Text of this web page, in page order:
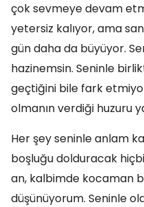
çok sevmeye devam
yetersiz kalıyor, ama
gün daha da büyüyor.
hazinemsin. Seninle
geçtiğini bile fark
olmanın verdiği huzuru
Her şey seninle anlam
boşluğu dolduracak
an, kalbimde kocaman
düşünüyorum. Seninle